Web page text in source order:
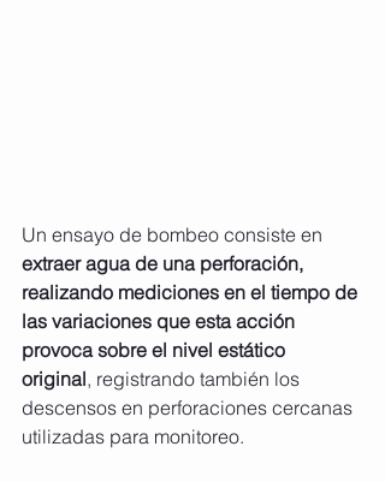
Un ensayo de bombeo consiste en
extraer agua de una perforación,
realizando mediciones en el tiempo de
las variaciones que esta acción
provoca sobre el nivel estático
original, registrando también los
descensos en perforaciones cercanas
utilizadas para monitoreo.